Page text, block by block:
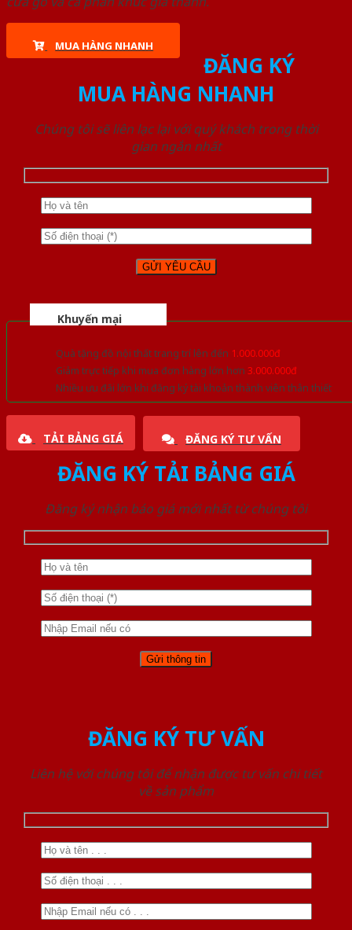
MUA HÀNG NHANH
ĐĂNG KÝ
MUA HÀNG NHANH
Chúng tôi sẽ liên lạc lại với quý khách trong thời
gian ngắn nhất
Khuyến mại
Quà tặng đồ nội thất trang trí lên đến 1.000.000đ
Giảm trực tiếp khi mua đơn hàng lớn hơn 3.000.000đ
Nhiều ưu đãi lớn khi đăng ký tài khoản thành viên thân thiết
TẢI BẢNG GIÁ ĐĂNG KÝ TƯ VẤN
ĐĂNG KÝ TẢI BẢNG GIÁ
Đăng ký nhận báo giá mới nhất từ chúng tôi
ĐĂNG KÝ TƯ VẤN
Liên hệ với chúng tôi để nhận được tư vấn chi tiết
về sản phẩm